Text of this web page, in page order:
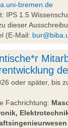
bremen.de
IPS 1.5
dieser
(E-Mail:
oder später, bis
Fachrichtung: